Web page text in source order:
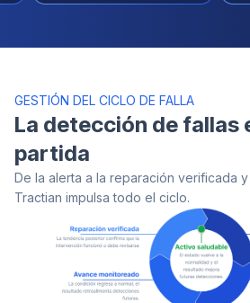
GESTIÓN DEL CICLO DE FALLA
La detección de fallas
partida
De la alerta a la reparación verificada
Tractian impulsa todo el ciclo.